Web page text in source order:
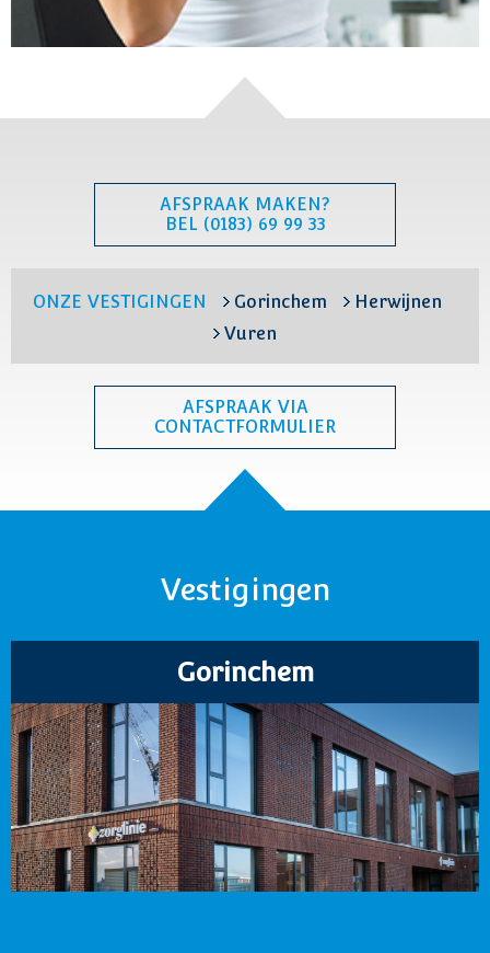
AFSPRAAK MAKEN?
BEL (0183) 69 99 33
ONZE VESTIGINGEN Gorinchem
Herwijnen
Vuren
AFSPRAAK VIA
CONTACTFORMULIER
Vestigingen
Gorinchem